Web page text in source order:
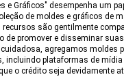
e Gráficos" desempenha um
de moldes e gráficos de
são gentilmente
de promover e disseminar
agregamos moldes
incluindo plataformas de mídia
o crédito seja devidamente